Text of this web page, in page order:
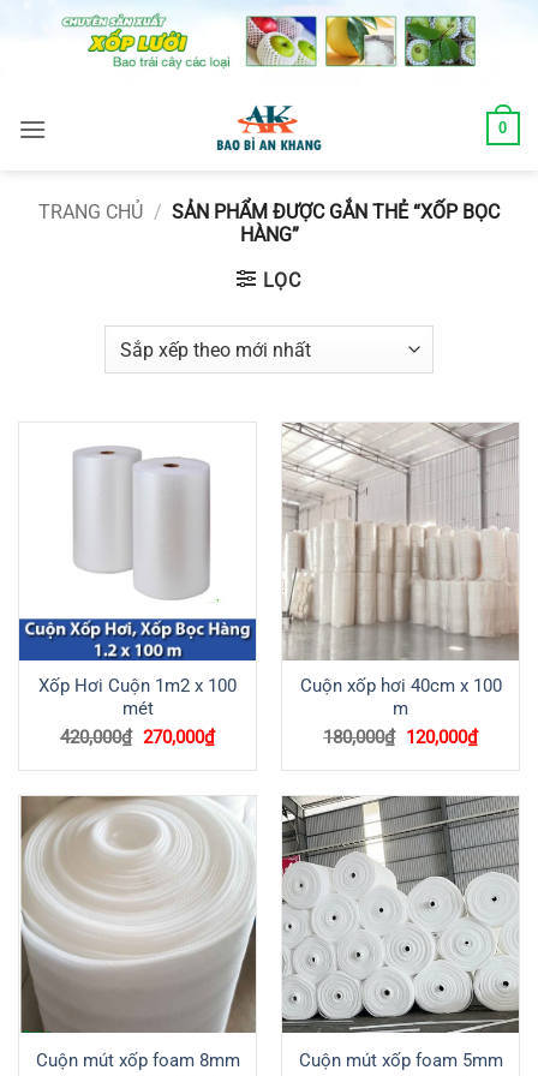
0
TRANG CHỦ / SẢN PHẨM ĐƯỢC GẮN THẺ “XỐP BỌC
HÀNG”
LỌC
Xốp Hơi Cuộn 1m2 x 100
mét
420,000₫ Giá
là:
420,000₫.
270,000₫Giá
hiện
tại
là:
270,000₫.
Cuộn xốp hơi 40cm x 100
m
180,000₫ Giá
là:
180,000₫.
120,000₫Giá
hiện
tại
là:
Cuộn mút xốp foam 8mm
Cuộn mút xốp foam 5mm